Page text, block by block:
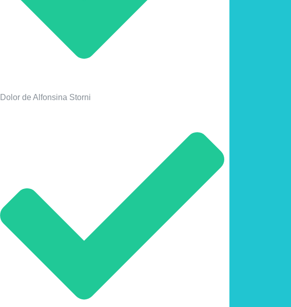
Dolor de Alfonsina Storni